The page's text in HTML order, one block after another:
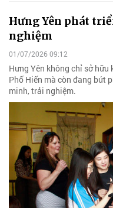
Hưng Yên phát
nghiệm
01/07/2026 09:12
Hưng Yên không chỉ sở
Phố Hiến mà còn đang bứt
minh, trải nghiệm.